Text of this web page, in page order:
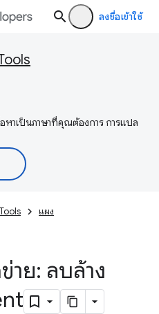
ลงชื่อเข้าใช้
หาเป็นภาษาที่คุณต้องการ การแปล
แผง
าย: ลบล้าง